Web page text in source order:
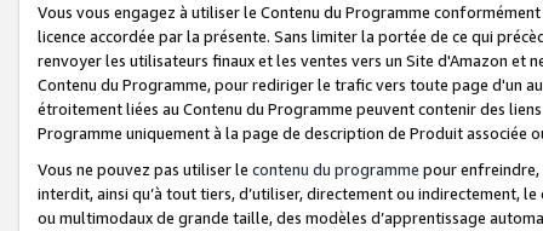
Vous vous engagez à utiliser le Contenu du Programme
licence accordée par la présente. Sans limiter la portée de ce qui
renvoyer les utilisateurs finaux et les ventes vers un Site d'Amazon et
Contenu du Programme, pour rediriger le trafic vers toute page d'un
étroitement liées au Contenu du Programme peuvent contenir des
Programme uniquement à la page de description de Produit associée
Vous ne pouvez pas utiliser le contenu du programme pour
interdit, ainsi qu’à tout tiers, d’utiliser, directement ou indirectement,
ou multimodaux de grande taille, des modèles d’apprentissage